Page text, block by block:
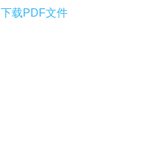
下载PDF文件